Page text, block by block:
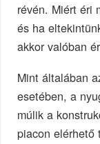
révén. Miért éri
és ha
akkor valóban
Mint általában
esetében, a
múlik a
piacon elérhető